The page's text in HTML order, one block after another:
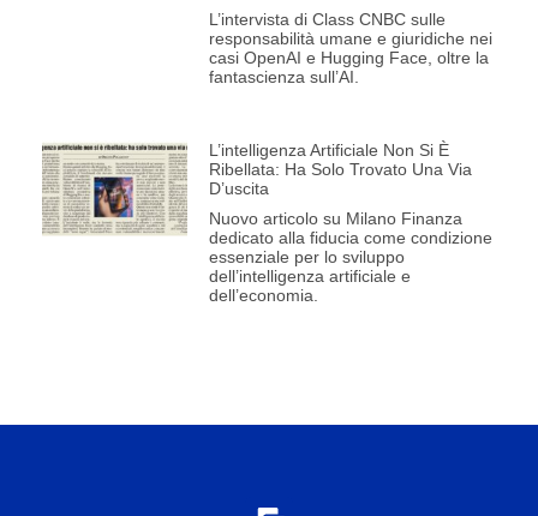
L’intervista di Class CNBC sulle
responsabilità umane e giuridiche nei
casi OpenAI e Hugging Face, oltre la
fantascienza sull’AI.
L’intelligenza Artificiale Non Si È
Ribellata: Ha Solo Trovato Una Via
D’uscita
Nuovo articolo su Milano Finanza
dedicato alla fiducia come condizione
essenziale per lo sviluppo
dell’intelligenza artificiale e
dell’economia.